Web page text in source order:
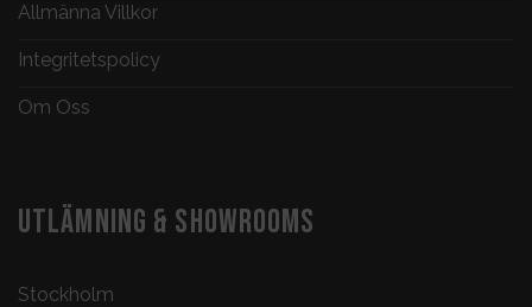
Allmänna Villkor
Integritetspolicy
Om Oss
UTLÄMNING & SHOWROOMS
Stockholm